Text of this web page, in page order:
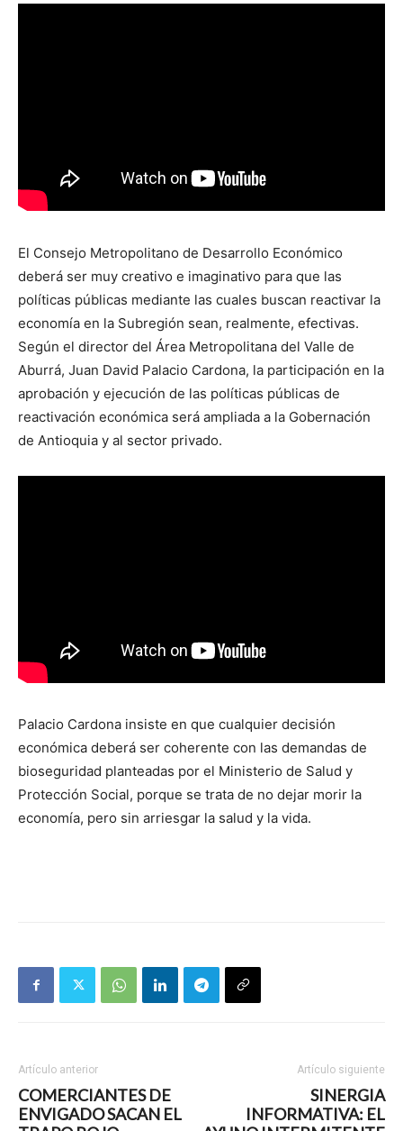
El Consejo Metropolitano de Desarrollo Económico
deberá ser muy creativo e imaginativo para que las
políticas públicas mediante las cuales buscan reactivar la
economía en la Subregión sean, realmente, efectivas.
Según el director del Área Metropolitana del Valle de
Aburrá, Juan David Palacio Cardona, la participación en la
aprobación y ejecución de las políticas públicas de
reactivación económica será ampliada a la Gobernación
de Antioquia y al sector privado.
Palacio Cardona insiste en que cualquier decisión
económica deberá ser coherente con las demandas de
bioseguridad planteadas por el Ministerio de Salud y
Protección Social, porque se trata de no dejar morir la
economía, pero sin arriesgar la salud y la vida.
Artículo anterior
COMERCIANTES DE
ENVIGADO SACAN EL
Artículo siguiente
SINERGIA
INFORMATIVA: EL